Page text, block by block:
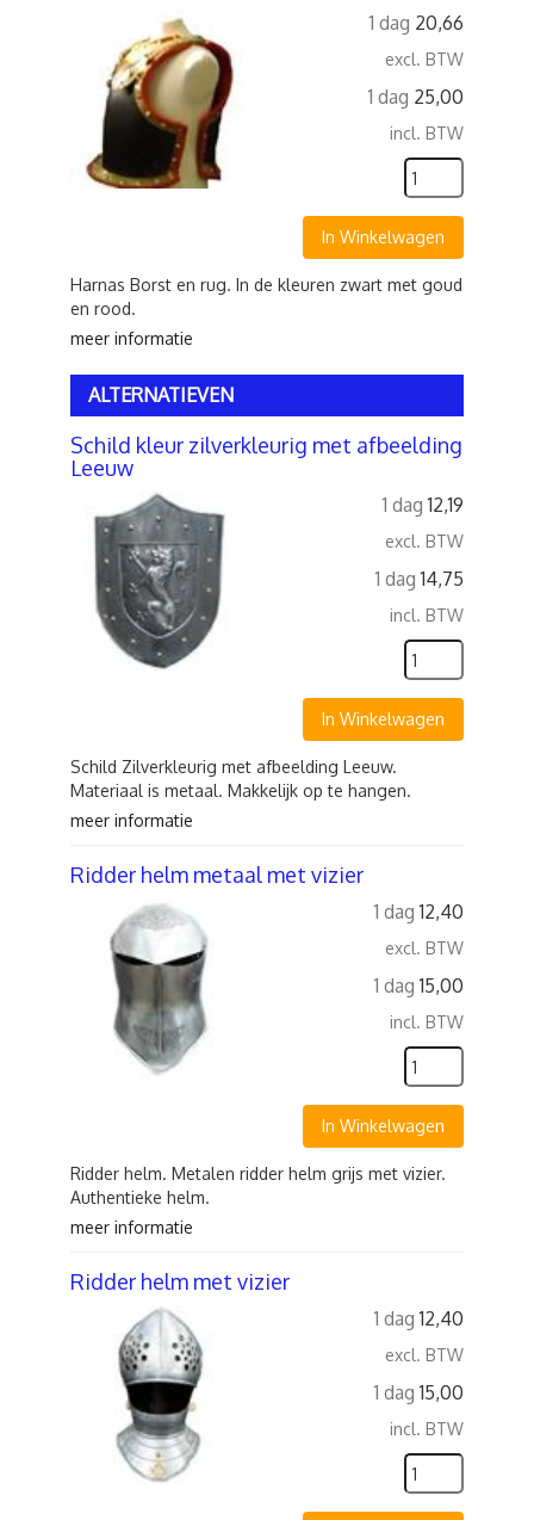
1 dag 20,66
excl. BTW
1 dag 25,00
incl. BTW
In Winkelwagen
Harnas Borst en rug. In de kleuren zwart met goud
en rood.
meer informatie
ALTERNATIEVEN
Schild kleur zilverkleurig met afbeelding
Leeuw
1 dag 12,19
excl. BTW
1 dag 14,75
incl. BTW
In Winkelwagen
Schild Zilverkleurig met afbeelding Leeuw.
Materiaal is metaal. Makkelijk op te hangen.
meer informatie
Ridder helm metaal met vizier
1 dag 12,40
excl. BTW
1 dag 15,00
incl. BTW
In Winkelwagen
Ridder helm. Metalen ridder helm grijs met vizier.
Authentieke helm.
meer informatie
Ridder helm met vizier
1 dag 12,40
excl. BTW
1 dag 15,00
incl. BTW